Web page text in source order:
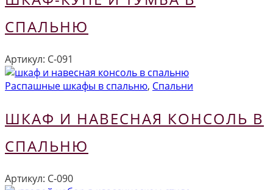
СПАЛЬНЮ
Артикул: С-091
Распашные шкафы в спальню, Спальни
ШКАФ И НАВЕСНАЯ КОНСОЛЬ В
СПАЛЬНЮ
Артикул: С-090